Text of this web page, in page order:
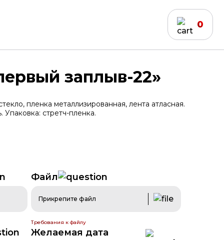
Бейджи
0
заплыв-22»
пленка металлизированная, лента атласная.
стретч-пленка.
Файл
Прикрепите файл
Требования к файлу
Желаемая дата